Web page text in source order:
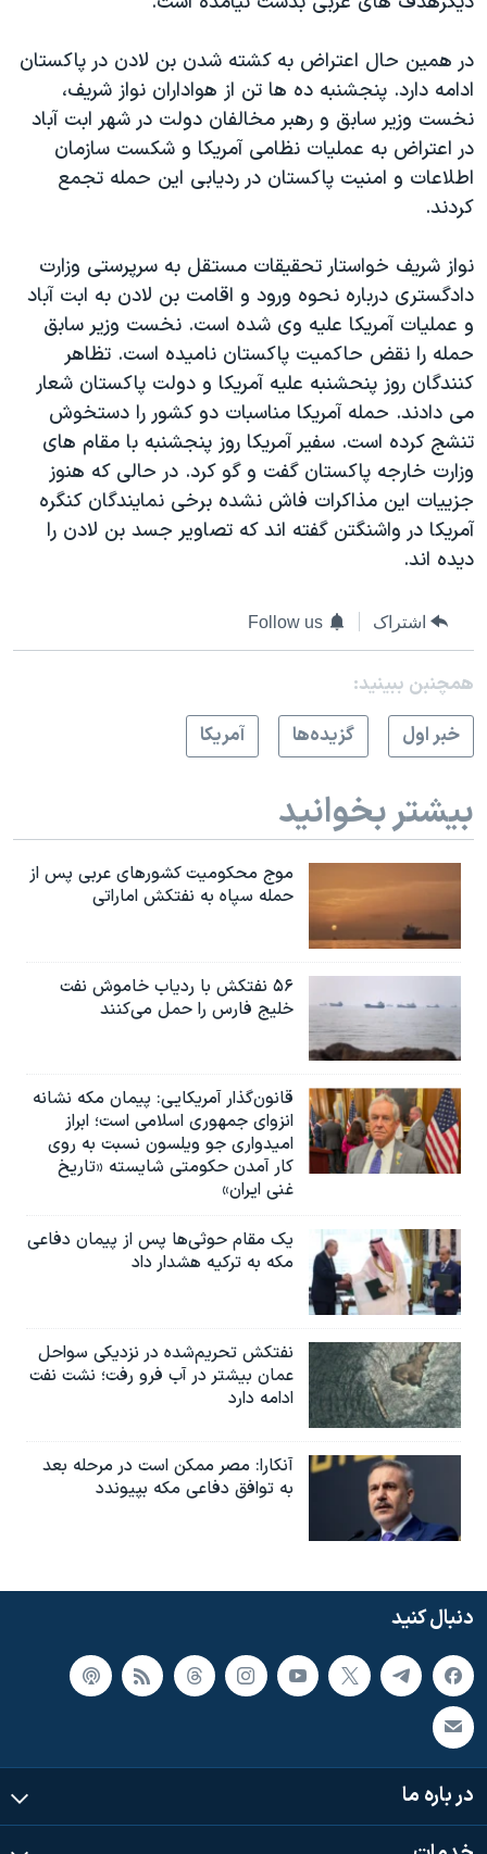
سفر پرزیدنت ترامپ به چین
در همین حال اعتراض به کشته شدن بن لادن در پاکستان
ادامه دارد. پنجشنبه ده ها تن از هواداران نواز شریف،
نخست وزیر سابق و رهبر مخالفان دولت در شهر ابت آباد
در اعتراض به عملیات نظامی آمریکا و شکست سازمان
اطلاعات و امنیت پاکستان در ردیابی این حمله تجمع
کردند.
نواز شریف خواستار تحقیقات مستقل به سرپرستی وزارت
دادگستری درباره نحوه ورود و اقامت بن لادن به ابت آباد
و عملیات آمریکا علیه وی شده است. نخست وزیر سابق
حمله را نقض حاکمیت پاکستان نامیده است. تظاهر
کنندگان روز پنحشنبه علیه آمریکا و دولت پاکستان شعار
می دادند. حمله آمریکا مناسبات دو کشور را دستخوش
تنشج کرده است. سفیر آمریکا روز پنجشنبه با مقام های
وزارت خارجه پاکستان گفت و گو کرد. در حالی که هنوز
جزییات این مذاکرات فاش نشده برخی نمایندگان کنگره
آمریکا در واشنگتن گفته اند که تصاویر جسد بن لادن را
دیده اند.
اشتراک Follow us
همچنبن ببینید:
خبر اول
گزيده‌ها آمريکا
بیشتر بخوانید
موج محکومیت کشورهای عربی پس از
حمله سپاه به نفتکش اماراتی
۵۶ نفتکش با ردیاب خاموش نفت
خلیج فارس را حمل می‌کنند
قانون‌گذار آمریکایی: پیمان مکه نشانه
انزوای جمهوری اسلامی است؛ ابراز
امیدواری جو ویلسون نسبت به روی
کار آمدن حکومتی شایسته «تاریخ
غنی ایران»
یک مقام حوثی‌ها پس از پیمان دفاعی
مکه به ترکیه هشدار داد
نفتکش تحریم‌شده در نزدیکی سواحل
عمان بیشتر در آب فرو رفت؛ نشت نفت
ادامه دارد
آنکارا: مصر ممکن است در مرحله بعد
به توافق دفاعی مکه بپیوندد
دنبال کنید
در باره ما